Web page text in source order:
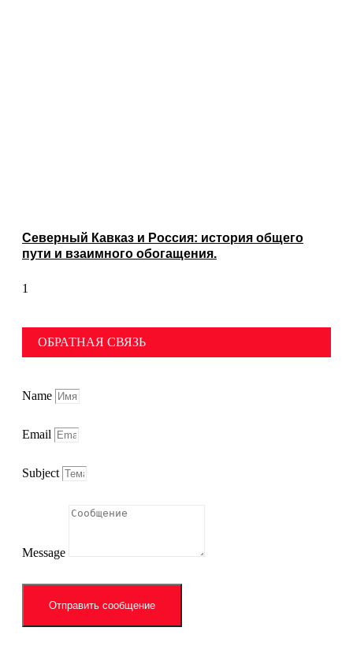
Северный Кавказ и Россия: история общего
пути и взаимного обогащения.
ОБРАТНАЯ СВЯЗЬ
Name
Email
Subject
Message
Отправить сообщение